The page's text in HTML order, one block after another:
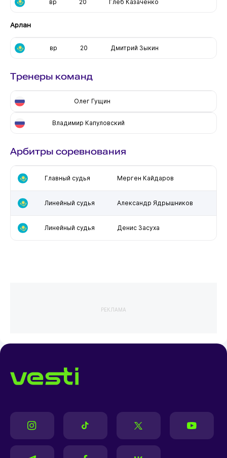
вр 20 Глеб Казаченко
Арлан
вр 20 Дмитрий Зыкин
Тренеры команд
Олег Гущин
Владимир Капуловский
Арбитры соревнования
Главный судья Мерген Кайдаров
Линейный судья Александр Ядрышников
Линейный судья Денис Засуха
РЕКЛАМА